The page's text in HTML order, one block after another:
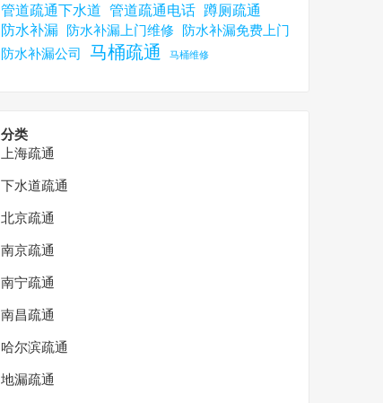
管道疏通下水道 管道疏通电话 蹲厕疏通
防水补漏 防水补漏上门维修
防水补漏免费上门
防水补漏公司
马桶疏通 马桶维修
分类
上海疏通
下水道疏通
北京疏通
南京疏通
南宁疏通
南昌疏通
哈尔滨疏通
地漏疏通